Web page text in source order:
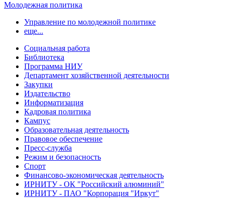
Молодежная политика
Управление по молодежной политике
еще...
Социальная работа
Библиотека
Программа НИУ
Департамент хозяйственной деятельности
Закупки
Издательство
Информатизация
Кадровая политика
Кампус
Образовательная деятельность
Правовое обеспечение
Пресс-служба
Режим и безопасность
Спорт
Финансово-экономическая деятельность
ИРНИТУ - ОК "Российский алюминий"
ИРНИТУ - ПАО "Корпорация "Иркут"